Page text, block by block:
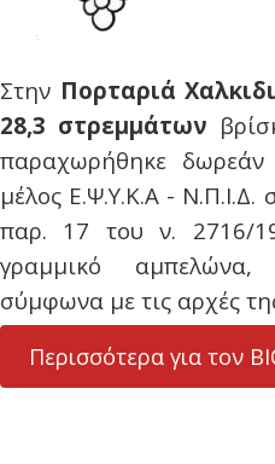
Στην Πορταριά
28,3 στρεμμάτων
παραχωρήθηκε
μέλος Ε.Ψ.Υ.Κ.Α -
παρ. 17 του ν. 2716/
γραμμικό αμπελώνα,
σύμφωνα με τις αρχές
Περισσότερα για τον